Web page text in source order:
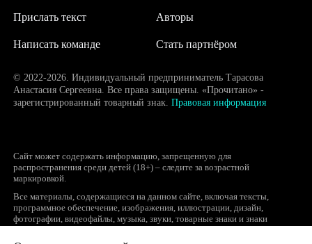
Написать команде
Авторы
Прислать текст
Стать партнёром
© 2022-2026. Индивидуальный предприниматель Тарасова
Анастасия Сергеевна. Все права защищены. «Прочитано» -
зарегистрированный товарный знак. Правовая информация
Сайт может содержать информацию, запрещенную для
распространения среди детей (18+) – следите за возрастной
маркировкой.
Все материалы, содержащиеся на данном сайте, включая тексты,
программное обеспечение, изображения, иллюстрации, дизайн,
фотографии, видеофайлы, музыка, звуки, товарные знаки и знаки
объектами интеллектуальной собственности, исключительные права на